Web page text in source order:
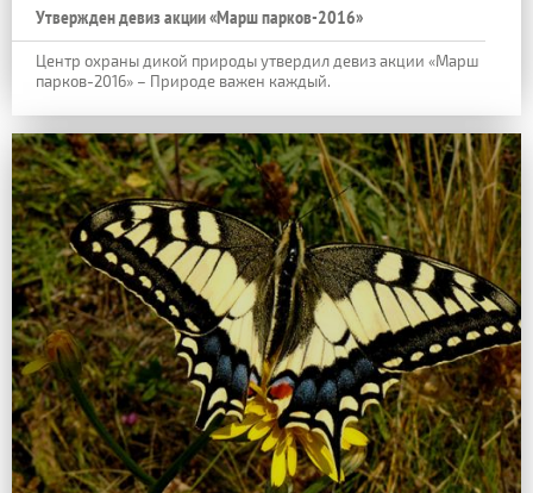
Утвержден девиз акции «Марш парков-2016»
Центр охраны дикой природы утвердил девиз акции «Марш
парков-2016» – Природе важен каждый.